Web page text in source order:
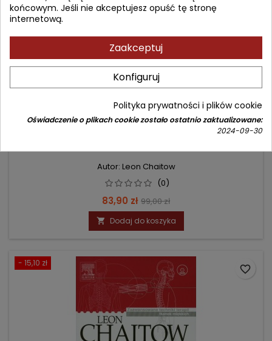
MASAŻ LECZNICZY: BÓLE DOLNEGO ODCINKA
Autor: Leon Chaitow
(0)
Cena
83,90 zł Cena
podstawowa
99,00 zł
 Dodaj do koszyka
- 15,10 zł
favorite_border
końcowym. Jeśli nie akceptujesz opuść tę stronę
internetową.
Zaakceptuj
Konfiguruj
Polityka prywatności i plików cookie
Oświadczenie o plikach cookie zostało ostatnio zaktualizowane:
2024-09-30